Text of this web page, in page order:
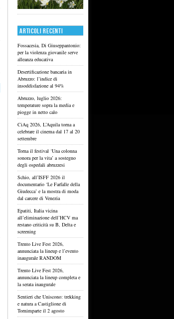
ARTICOLI RECENTI
Fossacesia, Di Giuseppantonio:
per la violenza giovanile serve
alleanza educativa
Desertificazione bancaria in
Abruzzo: l’indice di
insoddisfazione al 94%
Abruzzo, luglio 2026:
temperature sopra la media e
piogge in netto calo
CiAq 2026, L’Aquila torna a
celebrare il cinema dal 17 al 20
settembre
Torna il festival ‘Una colonna
sonora per la vita’ a sostegno
degli ospedali abruzzesi
Schio, all’ISFF 2026 il
documentario ‘Le Farfalle della
Giudecca’ e la mostra di moda
dal carcere di Venezia
Epatiti, Italia vicina
all’eliminazione dell’HCV ma
restano criticità su B, Delta e
screening
Trento Live Fest 2026,
annunciata la lineup e l’evento
inaugurale RANDOM
Trento Live Fest 2026,
annunciata la lineup completa e
la serata inaugurale
Sentieri che Uniscono: trekking
e natura a Castiglione di
Tornimparte il 2 agosto